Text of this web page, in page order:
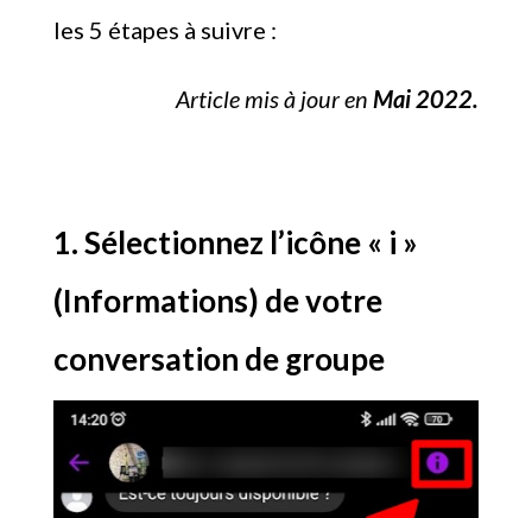
les 5 étapes à suivre :
Article mis à jour en Mai 2022.
1. Sélectionnez l’icône « i »
(Informations) de votre
conversation de groupe